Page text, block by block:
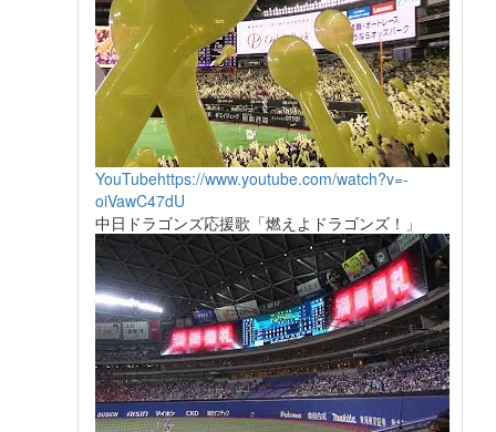
YouTubehttps://www.youtube.com/watch?v=-
oiVawC47dU
中日ドラゴンズ応援歌「燃えよドラゴンズ！」